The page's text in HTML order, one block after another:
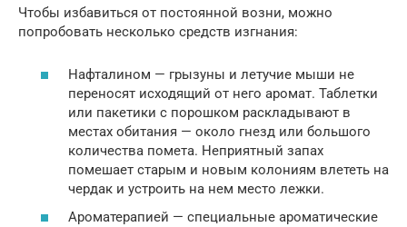
Чтобы избавиться от постоянной возни, можно
попробовать несколько средств изгнания:
Нафталином — грызуны и летучие мыши не
переносят исходящий от него аромат. Таблетки
или пакетики с порошком раскладывают в
местах обитания — около гнезд или большого
количества помета. Неприятный запах
помешает старым и новым колониям влететь на
чердак и устроить на нем место лежки.
Ароматерапией — специальные ароматические